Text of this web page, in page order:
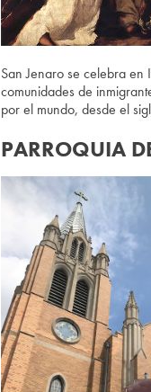
San Jenaro se celebra en
comunidades de
por el mundo, desde el
PARROQUIA